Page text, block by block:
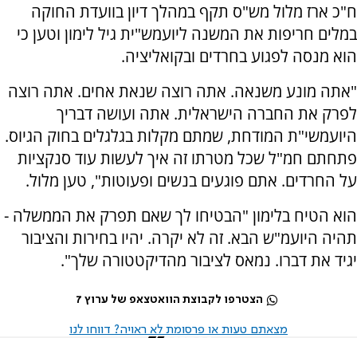
ח"כ ארז מלול מש"ס תקף במהלך דיון בוועדת החוקה
במלים חריפות את המשנה ליועמש"ית גיל לימון וטען כי
הוא מנסה לפגוע בחרדים ובקואליציה.
"אתה מונע משנאה. אתה רוצה שנאת אחים. אתה רוצה
לפרק את החברה הישראלית. אתה ועושה דבריך
היועמשי"ת המודחת, שמתם מקלות בגלגלים בחוק הגיוס.
פתחתם חמ"ל שכל מטרתו זה איך לעשות עוד סנקציות
על החרדים. אתם פוגעים בנשים ופעוטות", טען מלול.
הוא הטיח בלימון "הבטיחו לך שאם תפרק את הממשלה -
תהיה היועמ"ש הבא. זה לא יקרה. יהיו בחירות והציבור
יגיד את דברו. נמאס לציבור מהדיקטטורה שלך".
הצטרפו לקבוצת הוואטצאפ של ערוץ 7
מצאתם טעות או פרסומת לא ראויה? דווחו לנו